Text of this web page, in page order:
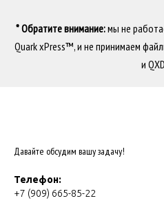
* Обратите внимание:мы не
Quark xPress™, и не принимаем
и
Давайте обсудим вашу задачу!
Телефон:
+7 (909) 665-85-22